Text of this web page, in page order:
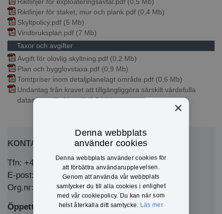
Riktlinjer för staket, mur och plank.pdf (0,4 Mb)
Skyltpolicy.pdf (5 Mb)
Vindbruksplan.pdf (7 Mb)
Taxor och avgifter
Avgift för olovlig skyltning.pdf (0,2 Mb)
Plan och bygglovstaxa.pdf (0,9 Mb)
Tomtpriser inom detaljplanelagt område.pdf (0,6 Mb)
Undantag från kravet att tillgängliggöra särskilt värdefulla
dataset avgiftsfritt.pdf(0,5 Mb)
KONTAKTA OSS
Tfn: +46 (0)571-281 00
E-post: kommun@eda.se
Org.nr: 212000-1769
Öppettider Medborgarkontor/växel
×
Denna webbplats
använder cookies
Denna webbplats använder cookies för
att förbättra användarupplevelsen.
Genom att använda vår webbplats
samtycker du till alla cookies i enlighet
med vår cookiepolicy. Du kan när som
helst återkalla ditt samtycke. Läs mer